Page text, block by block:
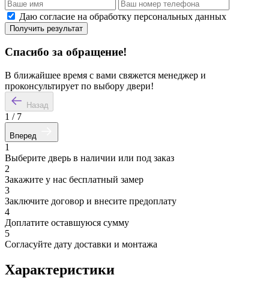
Даю согласие на обработку персональных данных
Получить результат
Спасибо за обращение!
В ближайшее время с вами свяжется менеджер и
проконсультирует по выбору двери!
Назад
1 / 7
Вперед
1
Выберите дверь в наличии или под заказ
2
Закажите у нас бесплатный замер
3
Заключите договор и внесите предоплату
4
Доплатите оставшуюся сумму
5
Согласуйте дату доставки и монтажа
Характеристики